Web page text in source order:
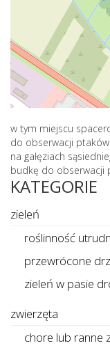
w tym miejscu
do obserwacji
na gałęziach
budkę do obserwacji
KATEGORIE
zieleń
roślinność
przewrócone
zieleń w pasie
zwierzęta
chore lub ranne